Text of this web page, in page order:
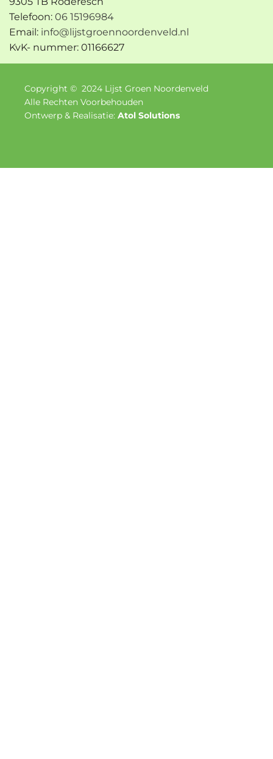
Telefoon: 06 15196984
Email: info@lijstgroennoordenveld.nl
KvK- nummer: 01166627
Copyright © 2024 Lijst Groen Noordenveld
Alle Rechten Voorbehouden
Ontwerp & Realisatie: Atol Solutions